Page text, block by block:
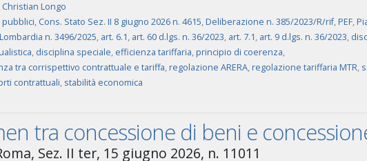
Christian Longo
pubblici, Cons. Stato Sez. II 8 giugno 2026 n. 4615,Deliberazione n. 385/2023/R/rif,PEF,
n. 3496/2025, art. 6.1, art. 60 d.lgs. n. 36/2023, art. 7.1, art. 9 d.lgs. n. 36/2023,
, disciplina speciale, efficienza tariffaria,principio di coerenza,
tra corrispettivo contrattuale e tariffa,regolazione ARERA,regolazione tariffaria MTR,
contrattuali, stabilità economica
tra concessione di beni e
Sez. II ter, 15 giugno 2026, n. 11011